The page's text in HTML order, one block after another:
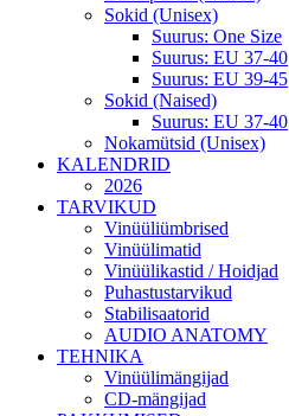
Sokid (Unisex)
Suurus: One Size
Suurus: EU 37-40
Suurus: EU 39-45
Sokid (Naised)
Suurus: EU 37-40
Nokamütsid (Unisex)
KALENDRID
2026
TARVIKUD
Vinüüliümbrised
Vinüülimatid
Vinüülikastid / Hoidjad
Puhastustarvikud
Stabilisaatorid
AUDIO ANATOMY
TEHNIKA
Vinüülimängijad
CD-mängijad